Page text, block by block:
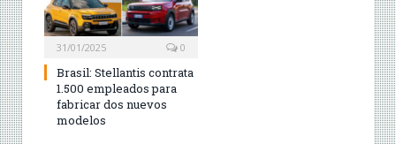
31/01/2025 0
Brasil: Stellantis contrata
1.500 empleados para
fabricar dos nuevos
modelos